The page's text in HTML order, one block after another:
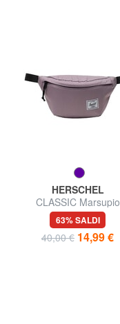
HERSCHEL
CLASSIC Marsupio
63% SALDI
40,00 € 14,99 €